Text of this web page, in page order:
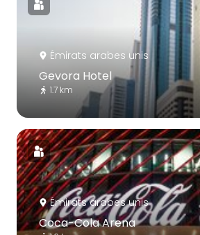
Émirats arabes unis
Gevora Hotel
1.7 km
Émirats arabes unis
Coca-Cola Arena